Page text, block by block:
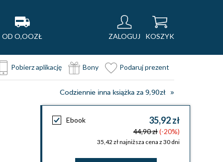
OD O,OOZŁ ZALOGUJ KOSZYK
Pobierz aplikację Bony Podaruj prezent
Codziennie inna książka za 9,90zł
Ebook 35,92 zł
44,90 zł(-20%)
35,42 zł najniższa cena z 30 dni